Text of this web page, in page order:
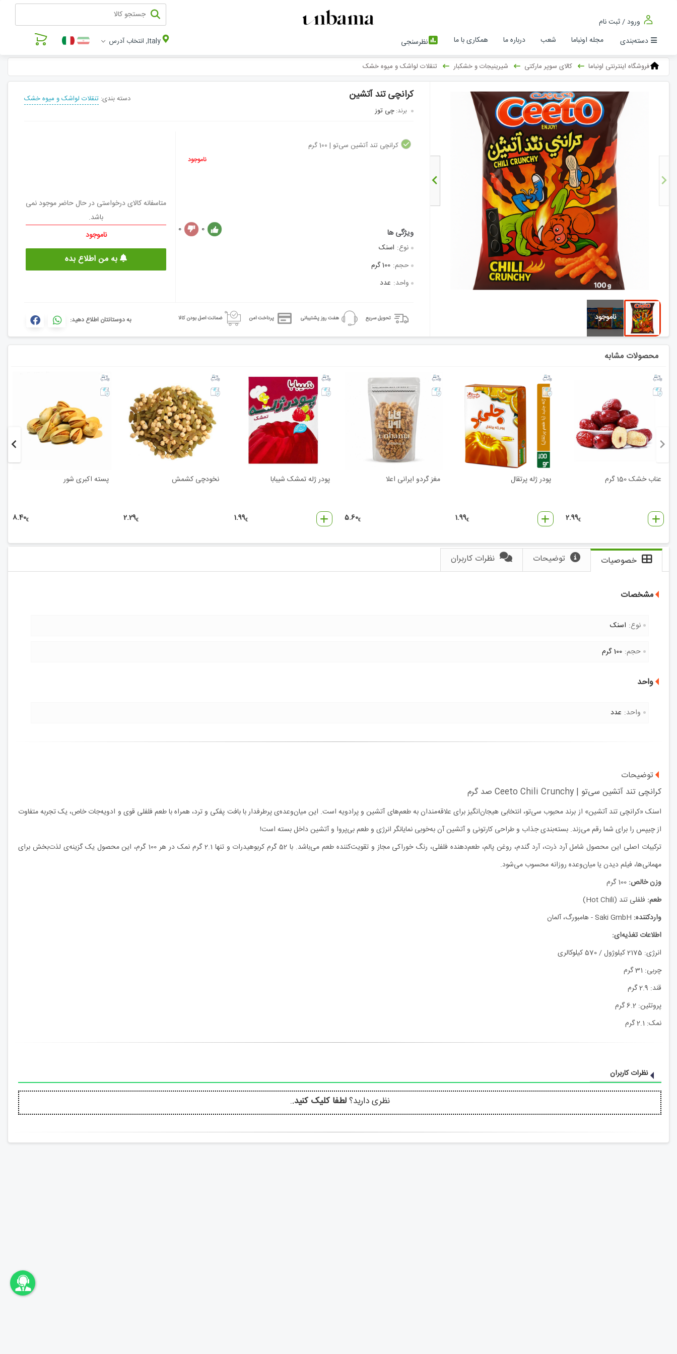
ورود / ثبت نام
دسته‌بندی
مجله اونباما شعب درباره ما همکاری با ما نظرسنجی Italy, انتخاب آدرس
فروشگاه اینترنتی اونباما کالای سوپر مارکتی شیرینیجات و خشکبار تنقلات لواشک و میوه خشک
کرانچی تند آتشین
برند:چی توز
دسته بندی: تنقلات لواشک و میوه خشک
کرانچی تند آتشین سی‌تو | 100 گرم
ناموجود
نوع: اسنک
حجم: 100 گرم
واحد: عدد
0
0
متاسفانه کالای درخواستی در حال حاضر موجود نمی
باشد.
ناموجود
به من اطلاع بده
تحویل سریع هفت روز پشتیبانی پرداخت امن ضمانت اصل بودن کالا به دوستانتان اطلاع دهید:
محصولات مشابه
عناب خشک 150 گرم
2.99€
پودر ژله پرتقال
1.99€
مغز گردو ایرانی اعلا
5.60€
پودر ژله تمشک شیبابا
1.99€
نخودچی کشمش
2.29€
پسته اکبری شور
8.40€
خصوصیات توضیحات نظرات کاربران
مشخصات
نوع: اسنک
حجم: 100 گرم
واحد
واحد: عدد
توضیحات
کرانچی تند آتشین سی‌تو | Ceeto Chili Crunchy صد گرم
اسنک «کرانچی تند آتشین» از برند محبوب سی‌تو، انتخابی هیجان‌انگیز برای علاقه‌مندان به طعم‌های آتشین و پرادویه است. این میان‌وعده‌ی پرطرفدار با بافت پفکی و ترد، همراه با طعم فلفلی قوی و ادویه‌جات خاص، یک تجربه‌ متفاوت
از چیپس را برای شما رقم می‌زند. بسته‌بندی جذاب و طراحی کارتونی و آتشین آن به‌خوبی نمایانگر انرژی و طعم بی‌پروا و آتشین داخل بسته است!
ترکیبات اصلی این محصول شامل آرد ذرت، آرد گندم، روغن پالم، طعم‌دهنده فلفلی، رنگ خوراکی مجاز و تقویت‌کننده طعم می‌باشد. با 52 گرم کربوهیدرات و تنها 2.1 گرم نمک در هر 100 گرم، این محصول یک گزینه‌ی لذت‌بخش برای
مهمانی‌ها، فیلم دیدن یا میان‌وعده روزانه محسوب می‌شود.
وزن خالص:
طعم: فلفلی تند (Hot Chili)
واردکننده:
اطلاعات تغذیه‌ای:
انرژی: 2175 کیلوژول / 570 کیلوکالری
چربی: 31 گرم
قند: 2.9 گرم
پروتئین: 6.2 گرم
نمک: 2.1 گرم
نظرات کاربران
نظری دارید؟لطفا کلیک کنید..